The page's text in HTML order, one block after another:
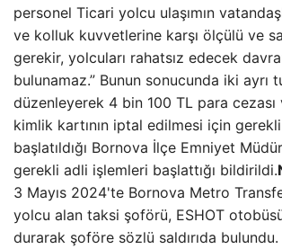
personel Ticari yolcu ulaşımın
ve kolluk kuvvetlerine karşı ölçülü ve
gerekir, yolcuları rahatsız edecek
bulunamaz.” Bunun sonucunda iki ayrı
düzenleyerek 4 bin 100 TL para
kimlik kartının iptal edilmesi için gerekli
başlatıldığı Bornova İlçe Emniyet
gerekli adli işlemleri başlattığı bildirildi.
3 Mayıs 2024'te Bornova Metro
yolcu alan taksi şoförü, ESHOT
durarak şoföre sözlü saldırıda